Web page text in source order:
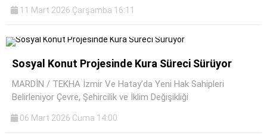
11 Mart 2026 Çarşamba 16:11
Sosyal Konut Projesinde Kura Süreci Sürüyor
MARDİN / TEKHA İzmir Ve Hatay’da Yeni Hak Sahipleri
Belirleniyor Çevre, Şehircilik ve İklim Değişikliği
06 Mart 2026 Cuma 14:00